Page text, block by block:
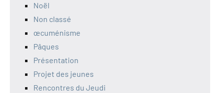
Noël
Non classé
œcuménisme
Pâques
Présentation
Projet des jeunes
Rencontres du Jeudi